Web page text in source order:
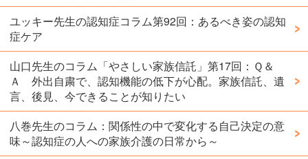
ユッキー先生の認知症コラム第92回：あるべき姿の認知
症ケア
山口先生のコラム「やさしい家族信託」第17回：Ｑ＆
Ａ 外出自粛で、認知機能の低下が心配。家族信託、遺
言、後見、今できることが知りたい
八巻先生のコラム：関係性の中で変化する自己決定の意
味～認知症の人への家族介護の日常から～